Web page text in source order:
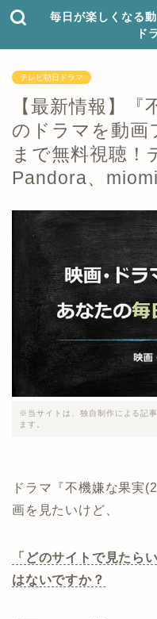
毎日が楽しくなる
ド
テレビ朝日ドラマ
【最新情報】『
のドラマを動画
まで無料視聴！
Pandora、
※当サイトは、独自制作による記
ます。
ドラマ『不機嫌な果実
画を見たいけど、
「どのサイトで見たら
はないですか？